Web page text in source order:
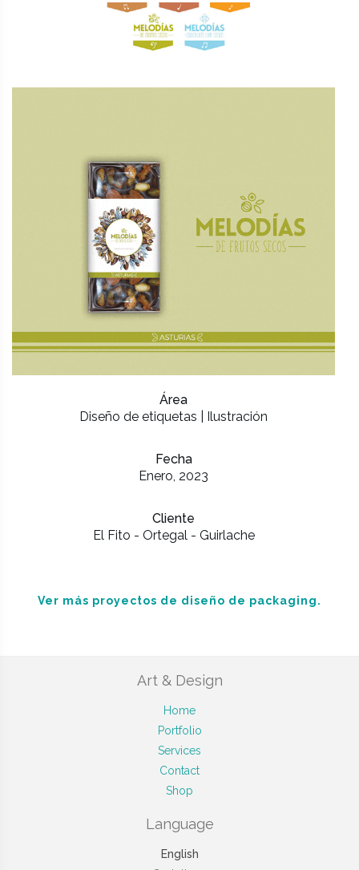
Área
Diseño de etiquetas | Ilustración
Fecha
Enero, 2023
Cliente
El Fito - Ortegal - Guirlache
Ver más proyectos de diseño de packaging.
Art & Design
Home
Portfolio
Services
Contact
Shop
Language
English